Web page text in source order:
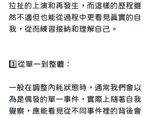
拉扯的上演和再發生，而這樣的歷程雖
然不適但也能從過程中更看見真實的自
我，從而練習接納和理解自己。
3️⃣從單一到整體：
一般在調整內耗狀態時，通常我們會以
為是偶發的單一事件，實際上隨著自我
覺察，應能看見從不同事件裡的背後會